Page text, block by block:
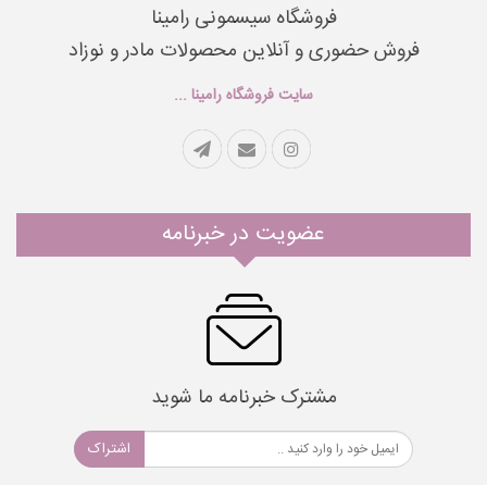
فروشگاه سیسمونی رامینا
فروش حضوری و آنلاین محصولات مادر و نوزاد
سایت فروشگاه رامینا ...
عضویت در خبرنامه
مشترک خبرنامه ما شوید
اشتراک